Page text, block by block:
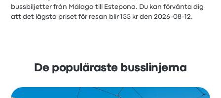
bussbiljetter från Málaga till Estepona. Du kan förvänta dig
att det lägsta priset för resan blir 155 kr den 2026-08-12.
De populäraste busslinjerna